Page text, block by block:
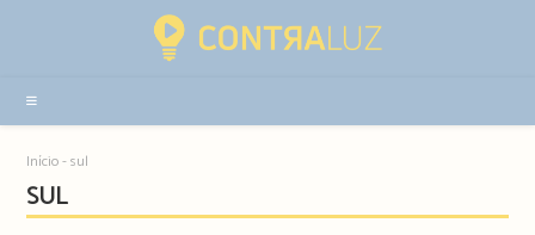
sidebar
Início-sul
SUL